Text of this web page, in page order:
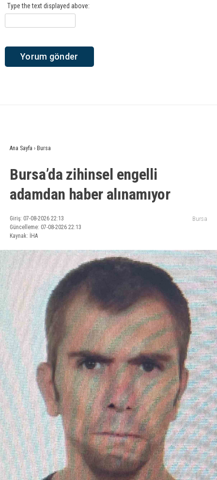
Type the text displayed above:
Ana Sayfa › Bursa
Bursa’da zihinsel engelli
adamdan haber alınamıyor
Giriş: 07-08-2026 22:13
Güncelleme: 07-08-2026 22:13
Kaynak: İHA
Bursa